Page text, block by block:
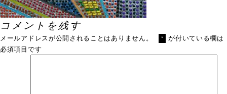
コメントを残す
メールアドレスが公開されることはありません。 *
が付いている欄は
必須項目です